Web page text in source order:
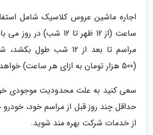
ساعت (از 12 ظهر تا 12 شب)
مراسم تا بعد از 12 شب
(500 هزار تومان به ازای هر ساعت) خواهد بود.
سعی کنید به علت محدودیت موجودی
حداقل چند روز قبل از مراسم خود، خودرو
از خدمات شرکت بهره مند شوید.